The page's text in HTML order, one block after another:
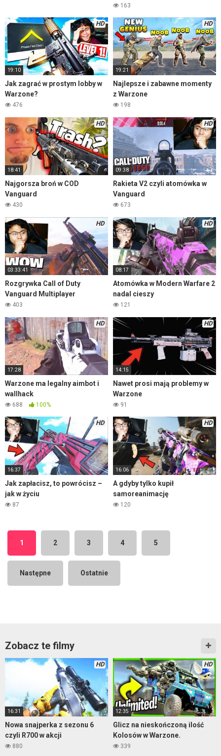
przeszkadza
163
HD
19:10
Jak zagrać w prostym lobby w
Warzone?
476
HD
19:21
Najlepsze i zabawne momenty
z Warzone
198
HD
18:41
Najgorsza broń w COD
Vanguard
430
HD
09:38
Rakieta V2 czyli atomówka w
Vanguard
673
HD
03:33:41
Rozgrywka Call of Duty
Vanguard Multiplayer
403
HD
08:17
Atomówka w Modern Warfare 2
nadal cieszy
121
HD
17:28
Warzone ma legalny aimbot i
wallhack
688 100%
HD
14:15
Nawet prosi mają problemy w
Warzone
91
HD
16:37
Jak zapłacisz, to powrócisz –
jak w życiu
87
HD
16:06
A gdyby tylko kupił
samoreanimację
120
1 2 3 4 5
Następne Ostatnie
Zobacz te filmy
HD
16:31
Nowa snajperka z sezonu 6
czyli R700 w akcji
880
HD
12:35
Glicz na nieskończoną ilość
Kolosów w Warzone.
339